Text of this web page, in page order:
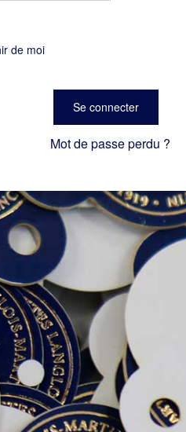
de moi
Se connecter
Mot de passe perdu ?